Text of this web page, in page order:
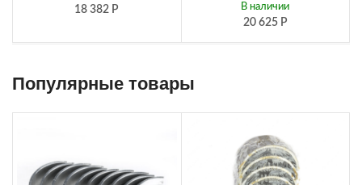
18 382 Р
20 625 Р
В наличии
Популярные товары